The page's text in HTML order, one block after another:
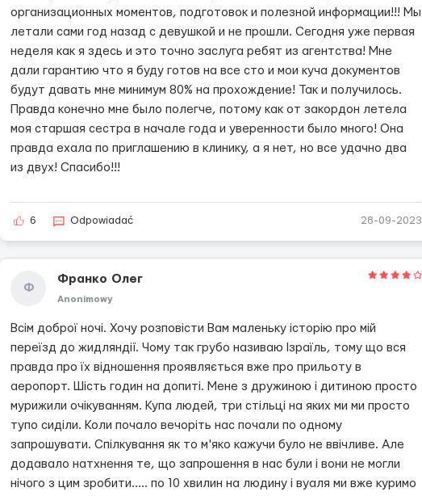
организационных моментов, подготовок и полезной информации!!! Мы
летали сами год назад с девушкой и не прошли. Сегодня уже первая
неделя как я здесь и это точно заслуга ребят из агентства! Мне
дали гарантию что я буду готов на все сто и мои куча документов
будут давать мне минимум 80% на прохождение! Так и получилось.
Правда конечно мне было полегче, потому как от закордон летела
моя старшая сестра в начале года и уверенности было много! Она
правда ехала по приглашению в клинику, а я нет, но все удачно два
из двух! Спасибо!!!
6 Odpowiadać 28-09-2023
Ф
Франко Олег
Anonimowy
Всім доброї ночі. Хочу розповісти Вам маленьку історію про мій
переїзд до жидляндії. Чому так грубо називаю Ізраїль, тому що вся
правда про їх відношення проявляється вже про прильоту в
аеропорт. Шість годин на допиті. Мене з дружиною і дитиною просто
мурижили очікуванням. Купа людей, три стільці на яких ми ми просто
тупо сиділи. Коли почало вечоріть нас почали по одному
запрошувати. Спілкування як то м'яко кажучи було не ввічливе. Але
додавало натхнення те, що запрошення в нас були і вони не могли
нічого з цим зробити..... по 10 хвилин на людину і вуаля ми вже куримо